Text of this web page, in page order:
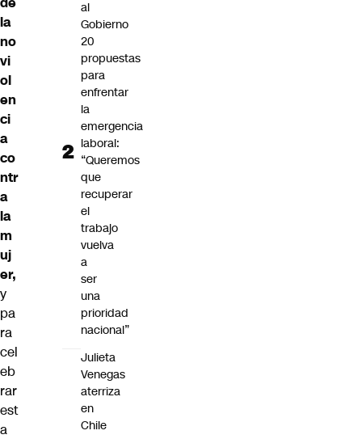
la
no
vi
ol
en
ci
a
co
ntr
a
la
m
uj
er,
y
pa
ra
cel
eb
rar
est
a
al
Gobierno
20
propuestas
para
enfrentar
la
emergencia
laboral:
“Queremos
que
recuperar
el
trabajo
vuelva
a
ser
una
prioridad
nacional”
Julieta
Venegas
aterriza
en
Chile